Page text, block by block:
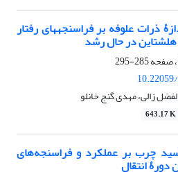
اثر متقابل فضای آخور و اندازۀ ذرات علوفه بر فراسنجه‎های رفتار
285-295
زالی، مهدی گنج خانلو
643.17 K
چرب بر عملکرد و فراسنجه‌های
انتقال